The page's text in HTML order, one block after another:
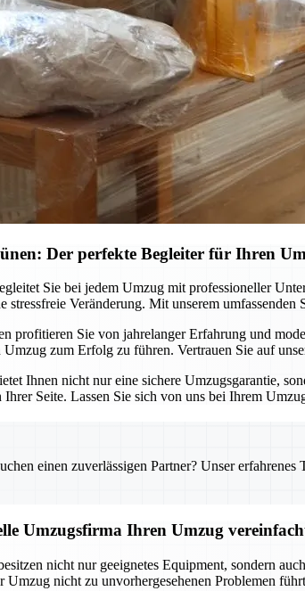
Der perfekte Begleiter für Ihren
Sie bei jedem Umzug mit professioneller
stressfreie Veränderung. Mit unserem umfassenden
profitieren Sie von jahrelanger Erfahrung und
zum Erfolg zu führen. Vertrauen Sie auf
Ihnen nicht nur eine sichere Umzugsgarantie,
Seite. Lassen Sie sich von uns bei Ihrem
einen zuverlässigen Partner? Unser
Umzugsfirma Ihren Umzug
nicht nur geeignetes Equipment, sondern
Umzug nicht zu unvorhergesehenen Problemen